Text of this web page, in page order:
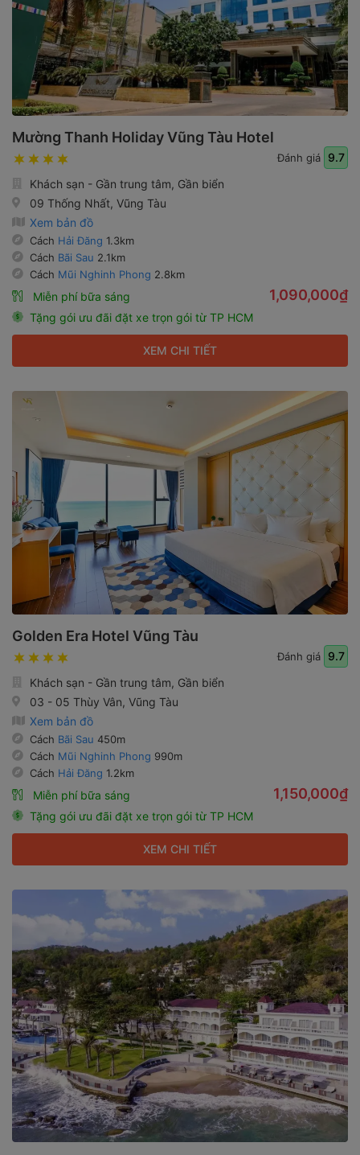
Mường Thanh Holiday Vũng Tàu Hotel
Đánh giá
9.7
Khách sạn - Gần trung tâm, Gần biển
09 Thống Nhất, Vũng Tàu
Xem bản đồ
Cách Hải Đăng 1.3km
Cách Bãi Sau 2.1km
Cách Mũi Nghinh Phong 2.8km
Miễn phí bữa sáng
Tặng gói ưu đãi đặt xe trọn gói từ TP HCM
1,090,000₫
XEM CHI TIẾT
Golden Era Hotel Vũng Tàu
Đánh giá
9.7
Khách sạn - Gần trung tâm, Gần biển
03 - 05 Thùy Vân, Vũng Tàu
Xem bản đồ
Cách Bãi Sau 450m
Cách Mũi Nghinh Phong 990m
Cách Hải Đăng 1.2km
Miễn phí bữa sáng
Tặng gói ưu đãi đặt xe trọn gói từ TP HCM
1,150,000₫
XEM CHI TIẾT